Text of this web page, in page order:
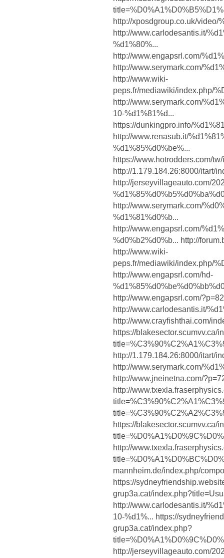
http://xposdgroup.co.uk/video/
http://www.carlodesantis.it/
%d1%80%...
http://www.engapsrl.com/
http://www.serymark.com/
http://www.wiki-
peps.fr/mediawiki/index.php/
http://www.serymark.com/
10-%d1%81%d...
https://dunkingpro.info/
http://www.renasub.it/
%d1%85%d0%be%...
https://www.hotrodders.com/
http://1.179.184.26:8000/itart/
http://jerseyvillageauto.com/
http://www.serymark.com/
%d1%81%d0%b...
http://www.engapsrl.com/
%d0%b2%d0%b... http://
http://www.wiki-
peps.fr/mediawiki/index.php/
http://www.engapsrl.com/hd-
http://www.engapsrl.com/
http://www.carlodesantis.it/
http://www.crayfishthai.com/
https://blakesector.scumvv.ca/
http://1.179.184.26:8000/itart/
http://www.serymark.com/
http://www.jneinetna.com/
http://
https://blakesector.scumvv.ca/
http://
mannheim.de/index.php/
https://
grup3a.cat/
http://www.carlodesantis.it/
10-%d1%... https://
grup3a.cat/index.php?
http://jerseyvillageauto.com/